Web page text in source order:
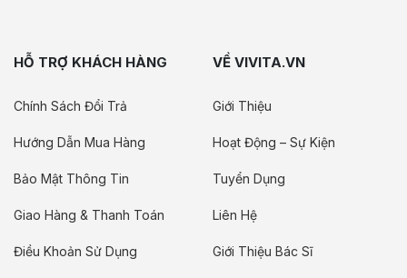
HỖ TRỢ KHÁCH HÀNG
Chính Sách Đổi Trả
Hướng Dẫn Mua Hàng
Bảo Mật Thông Tin
Giao Hàng & Thanh Toán
Điều Khoản Sử Dụng
VỀ VIVITA.VN
Giới Thiệu
Hoạt Động – Sự Kiện
Tuyển Dụng
Liên Hệ
Giới Thiệu Bác Sĩ